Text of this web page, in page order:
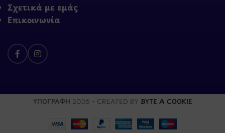
Σχετικά με εμάς
Επικοινωνία
ΥΠΟΓΡΑΦΗ 2026 - CREATED BY BYTE A COOKIE